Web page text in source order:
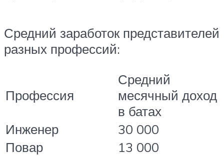
Средний заработок представителей
разных профессий:
Профессия
Средний
месячный доход
в батах
Инженер
30 000
Повар
13 000